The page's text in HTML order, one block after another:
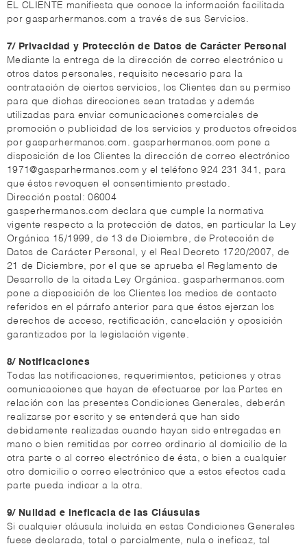
EL CLIENTE manifiesta que conoce la información facilitada
por gasparhermanos.com a través de sus Servicios.
7/ Privacidad y Protección de Datos de Carácter Personal
Mediante la entrega de la dirección de correo electrónico u
otros datos personales, requisito necesario para la
contratación de ciertos servicios, los Clientes dan su permiso
para que dichas direcciones sean tratadas y además
utilizadas para enviar comunicaciones comerciales de
promoción o publicidad de los servicios y productos ofrecidos
por gasparhermanos.com. gasparhermanos.com pone a
disposición de los Clientes la dirección de correo electrónico
1971@gasparhermanos.com y el teléfono 924 231 341, para
que éstos revoquen el consentimiento prestado.
Dirección postal: 06004
gasperhermanos.com declara que cumple la normativa
vigente respecto a la protección de datos, en particular la Ley
Orgánica 15/1999, de 13 de Diciembre, de Protección de
Datos de Carácter Personal, y el Real Decreto 1720/2007, de
21 de Diciembre, por el que se aprueba el Reglamento de
Desarrollo de la citada Ley Orgánica. gasparhermanos.com
pone a disposición de los Clientes los medios de contacto
referidos en el párrafo anterior para que éstos ejerzan los
derechos de acceso, rectificación, cancelación y oposición
garantizados por la legislación vigente.
8/ Notificaciones
Todas las notificaciones, requerimientos, peticiones y otras
comunicaciones que hayan de efectuarse por las Partes en
relación con las presentes Condiciones Generales, deberán
realizarse por escrito y se entenderá que han sido
debidamente realizadas cuando hayan sido entregadas en
mano o bien remitidas por correo ordinario al domicilio de la
otra parte o al correo electrónico de ésta, o bien a cualquier
otro domicilio o correo electrónico que a estos efectos cada
parte pueda indicar a la otra.
9/ Nulidad e ineficacia de las Cláusulas
Si cualquier cláusula incluida en estas Condiciones Generales
fuese declarada, total o parcialmente, nula o ineficaz, tal